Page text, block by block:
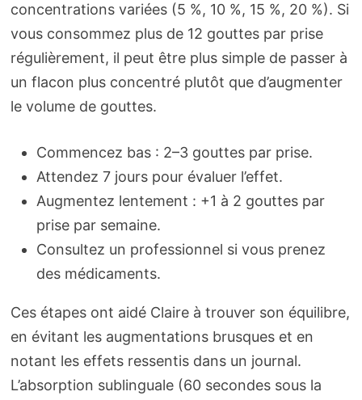
concentrations variées (5 %, 10 %, 15 %, 20 %). Si
vous consommez plus de 12 gouttes par prise
régulièrement, il peut être plus simple de passer à
un flacon plus concentré plutôt que d’augmenter
le volume de gouttes.
Commencez bas : 2–3 gouttes par prise.
Attendez 7 jours pour évaluer l’effet.
Augmentez lentement : +1 à 2 gouttes par
prise par semaine.
Consultez un professionnel si vous prenez
des médicaments.
Ces étapes ont aidé Claire à trouver son équilibre,
en évitant les augmentations brusques et en
notant les effets ressentis dans un journal.
L’absorption sublinguale (60 secondes sous la